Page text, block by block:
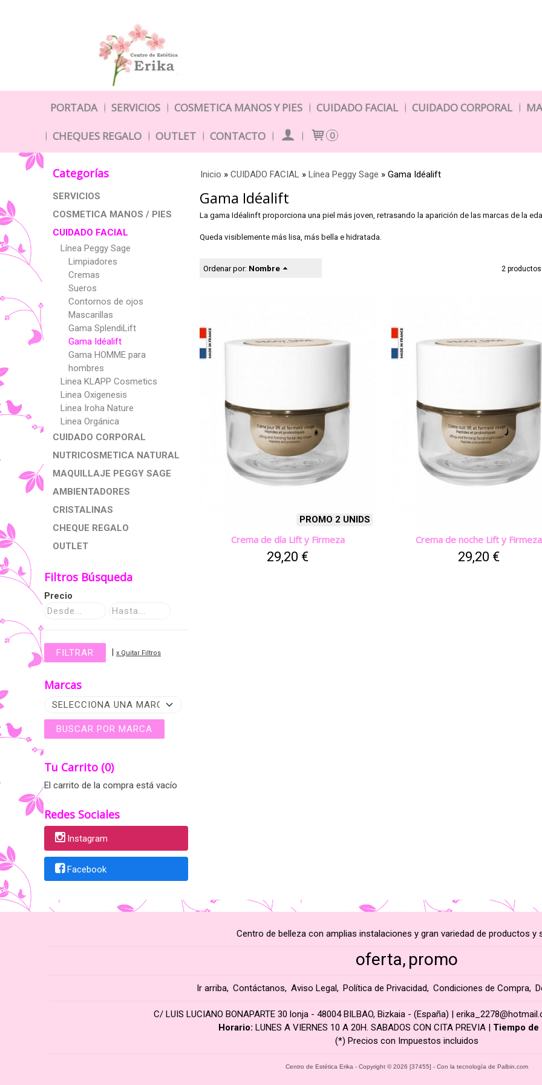
PORTADA SERVICIOS COSMETICA MANOS Y PIES CUIDADO FACIAL CUIDADO CORPORAL
CHEQUES REGALO OUTLET CONTACTO 0
Categorías
SERVICIOS
COSMETICA MANOS / PIES
CUIDADO FACIAL
Línea Peggy Sage
Limpiadores
Cremas
Sueros
Contornos de ojos
Mascarillas
Gama SplendiLift
Gama Idéalift
Gama HOMME para
hombres
Linea KLAPP Cosmetics
Linea Oxigenesis
Linea Iroha Nature
Linea Orgánica
CUIDADO CORPORAL
NUTRICOSMETICA NATURAL
MAQUILLAJE PEGGY SAGE
AMBIENTADORES
CRISTALINAS
CHEQUE REGALO
OUTLET
Filtros Búsqueda
Precio
| x Quitar Filtros
Marcas
Tu Carrito (0)
El carrito de la compra está vacío
Redes Sociales
Instagram
Facebook
Inicio » CUIDADO FACIAL » Línea Peggy Sage » Gama Idéalift
Gama Idéalift
La gama Idéalinft proporciona una piel más joven, retrasando la aparición de las marcas de la
Queda visiblemente más lisa, más bella e hidratada.
Ordenar por: Nombre 2 productos
PROMO 2 UNIDS
Crema de día Lift y Firmeza
29,20 €
Crema de noche Lift y Firmeza
29,20 €
Centro de belleza con amplias instalaciones y gran variedad de productos y
oferta promo
Ir arriba Contáctanos Aviso Legal Política de Privacidad Condiciones de Compra
C/ LUIS LUCIANO BONAPARTE 30 lonja - 48004 BILBAO, Bizkaia - (España) |
Horario: LUNES A VIERNES 10 A 20H. SABADOS CON CITA PREVIA | Tiempo
(*) Precios con Impuestos incluidos
Centro de Estética Erika - Copyright © 2026 [37455] - Con la tecnología de Palbin.com